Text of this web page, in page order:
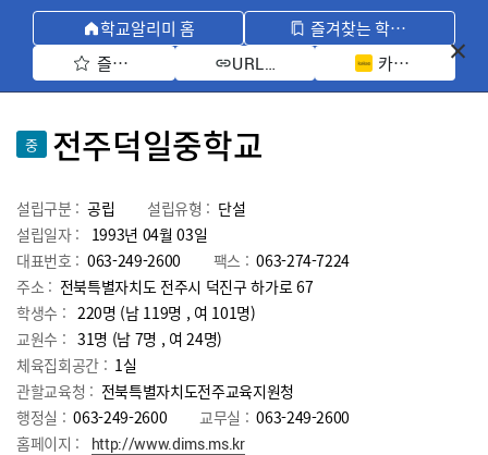
학교알리미 홈
즐겨찾는 학교 모아보기
즐겨찾기 선택
URL 복사 카카오톡 공유
중 전주덕일중학교
설립구분 : 공립 설립유형 : 단설
설립일자 :
1993년 04월 03일
대표번호 : 063-249-2600 팩스 : 063-274-7224
주소 : 전북특별자치도 전주시 덕진구 하가로 67
학생수 : 220명 (남 119명 , 여 101명)
교원수 : 31명 (남 7명 , 여24명)
체육집회공간 : 1실
관할교육청 : 전북특별자치도전주교육지원청
행정실 : 063-249-2600 교무실 : 063-249-2600
홈페이지 :
http://www.dims.ms.kr